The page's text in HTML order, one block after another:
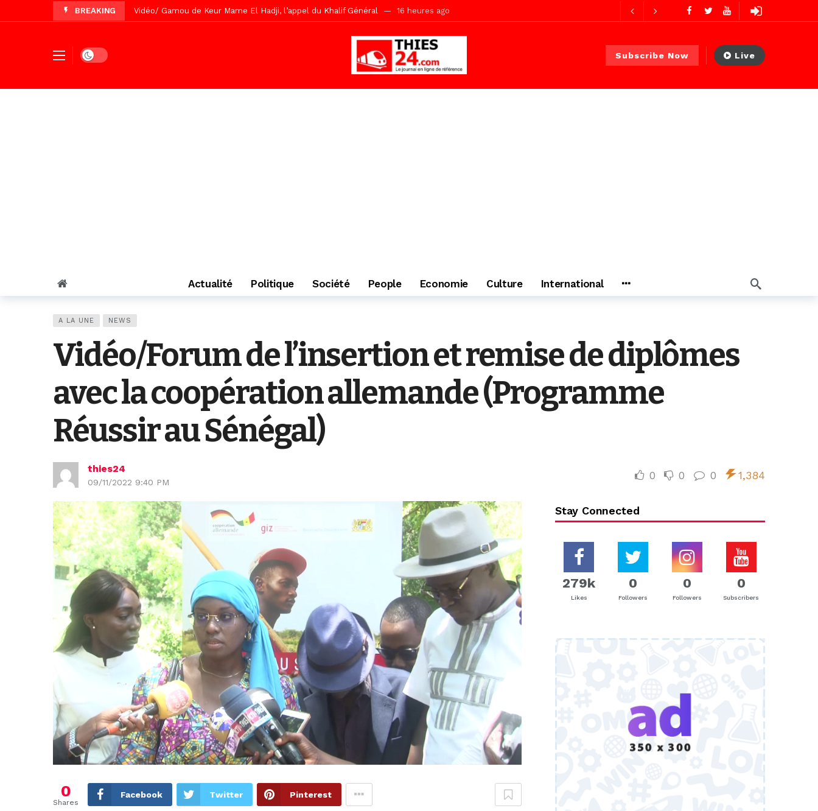
BREAKING Vidéo/ Préparation Gamou 2026, Keur Mame El Hadji décline ses priorités devant le Gouverneur
Vidéo/ Contre la violence numérique, 100 adolescents outillés dans le Boot Camp JAVA de Mboro
Un commissariat d’arrondissement de police inauguré à Touba 2 jours ago
Vidéo/Célébration de Bamba et Cheikh, le « battré » d’Abdou Bâ Ndiéguène 2 jours ago
Dark mode Subscribe Now Live
Actualité Politique Société People Economie Culture International
A LA UNE NEWS
Vidéo/Forum de l’insertion et remise de diplômes
avec la coopération allemande (Programme
Réussir au Sénégal)
thies24
09/11/2022 9:40 PM
0 0 0 1,384
0
Shares
Facebook Twitter Pinterest
Stay Connected
279k
Likes
0
Followers
0
Followers
0
Subscribers